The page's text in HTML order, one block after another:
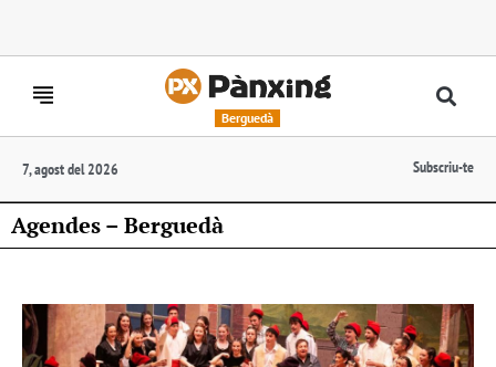
Berguedà
7, agost del 2026 Subscriu-te
Agendes – Berguedà